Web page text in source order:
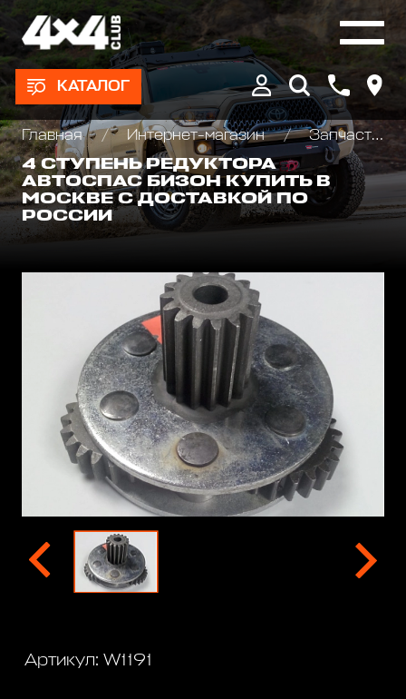
КАТАЛОГ
Главная Интернет-магазин
Запчасти и Аксессуары для лебедок
4 СТУПЕНЬ РЕДУКТОРА
АВТОСПАС БИЗОН КУПИТЬ В
МОСКВЕ С ДОСТАВКОЙ ПО
РОССИИ
Артикул: W1191